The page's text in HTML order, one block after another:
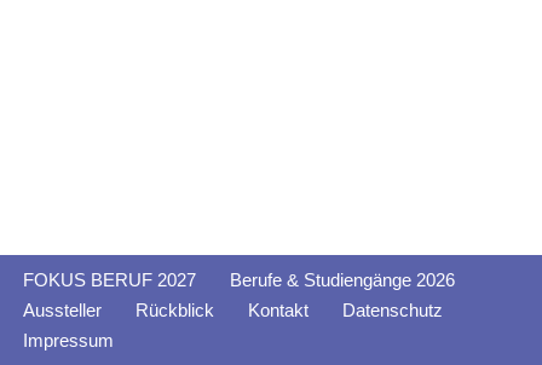
FOKUS BERUF 2027
Berufe & Studiengänge 2026
Aussteller
Rückblick Kontakt
Datenschutz
Impressum